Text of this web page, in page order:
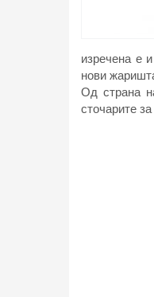
изречена е
нови
Од страна
сточарите